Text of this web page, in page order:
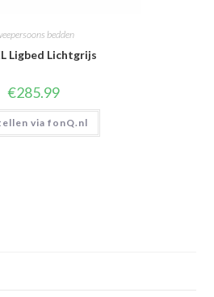
bedden
Ligbed Lichtgrijs
€285.99
via fonQ.nl